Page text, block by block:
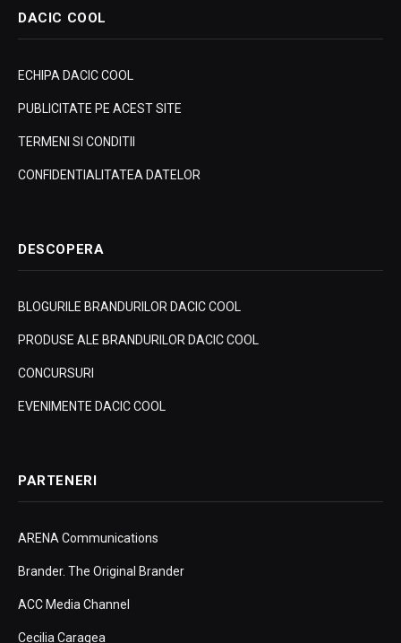
DACIC COOL
ECHIPA DACIC COOL
PUBLICITATE PE ACEST SITE
TERMENI SI CONDITII
CONFIDENTIALITATEA DATELOR
DESCOPERA
BLOGURILE BRANDURILOR DACIC COOL
PRODUSE ALE BRANDURILOR DACIC COOL
CONCURSURI
EVENIMENTE DACIC COOL
PARTENERI
ARENA Communications
Brander. The Original Brander
ACC Media Channel
Cecilia Caragea